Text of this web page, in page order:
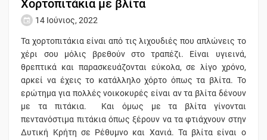
Χορτοπιτάκια με βλίτα
14 Ιούνιος, 2022
Τα χορτοπιτάκια είναι από τις λιχουδιές που απλώνεις το
χέρι σου μόλις βρεθούν στο τραπέζι. Είναι υγιεινά,
θρεπτικά και παρασκευάζονται εύκολα, σε λίγο χρόνο,
αρκεί να έχεις το κατάλληλο χόρτο όπως τα βλίτα. Το
ερώτημα για πολλές νοικοκυρές είναι αν τα βλίτα δένουν
με τα πιτάκια. Και όμως με τα βλίτα γίνονται
πεντανόστιμα πιτάκια όπως ξέρουν να τα φτιάχνουν στην
Δυτική Κρήτη σε Ρέθυμνο και Χανιά. Τα βλίτα είναι ο